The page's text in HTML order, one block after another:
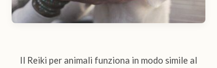
Il Reiki per animali funziona in modo simile al